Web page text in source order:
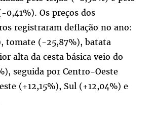
Os preços dos
registraram deflação no ano:
tomate (-25,87%), batata
alta da cesta básica veio do
seguida por Centro-Oeste
(+12,15%), Sul (+12,04%) e